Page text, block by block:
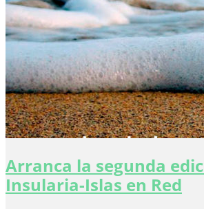
Arranca la segunda
Insularia-Islas en Red